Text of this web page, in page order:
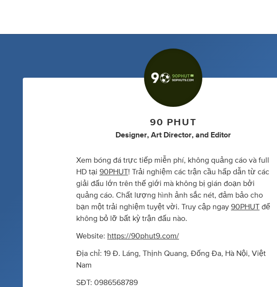
90 PHUT
Designer, Art Director, and Editor
Xem bóng đá trực tiếp miễn phí, không quảng cáo và full
HD tại 90PHUT! Trải nghiệm các trận cầu hấp dẫn từ các
giải đấu lớn trên thế giới mà không bị gián đoạn bởi
quảng cáo. Chất lượng hình ảnh sắc nét, đảm bảo cho
bạn một trải nghiệm tuyệt vời. Truy cập ngay 90PHUT để
không bỏ lỡ bất kỳ trận đấu nào.
Website: https://90phut9.com/
Địa chỉ: 19 Đ. Láng, Thịnh Quang, Đống Đa, Hà Nội, Việt
Nam
SĐT: 0986568789